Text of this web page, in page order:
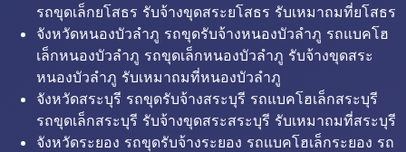
รถขุดเล็กยโสธร รับจ้างขุดสระยโสธร รับเหมาถมที่ยโสธร
จังหวัดหนองบัวลำภู รถขุดรับจ้างหนองบัวลำภู รถแบคโฮ
เล็กหนองบัวลำภู รถขุดเล็กหนองบัวลำภู รับจ้างขุดสระ
หนองบัวลำภู รับเหมาถมที่หนองบัวลำภู
จังหวัดสระบุรี รถขุดรับจ้างสระบุรี รถแบคโฮเล็กสระบุรี
รถขุดเล็กสระบุรี รับจ้างขุดสระสระบุรี รับเหมาถมที่สระบุรี
จังหวัดระยอง รถขุดรับจ้างระยอง รถแบคโฮเล็กระยอง รถ